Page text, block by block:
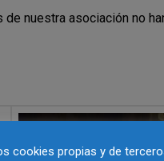
nuestra asociación no
cookies propias y de